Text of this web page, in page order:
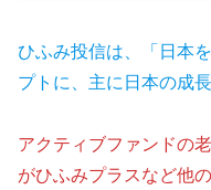
ひふみ投信は、「日本
プトに、主に日本の成
アクティブファンドの
がひふみプラスなど他